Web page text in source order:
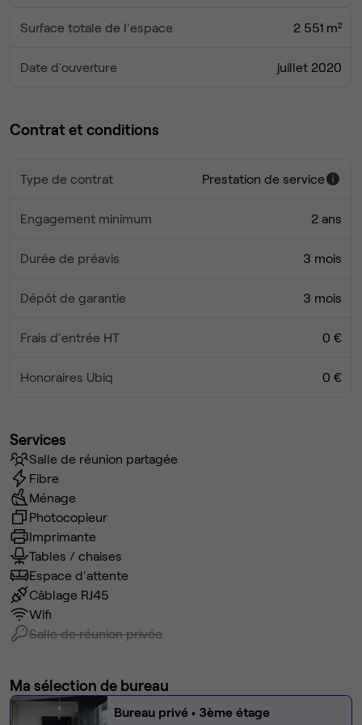
Surface totale de l'espace 2 551 m²
Date d'ouverture juillet 2020
Contrat et conditions
Type de contrat Prestation de service
Engagement minimum 2 ans
Durée de préavis 3 mois
Dépôt de garantie 3 mois
Frais d'entrée HT 0 €
Honoraires Ubiq 0 €
Services
Salle de réunion partagée
Fibre
Ménage
Photocopieur
Imprimante
Tables / chaises
Espace d'attente
Câblage RJ45
Wifi
Salle de réunion privée
Ma sélection de bureau
Bureau privé • 3ème étage